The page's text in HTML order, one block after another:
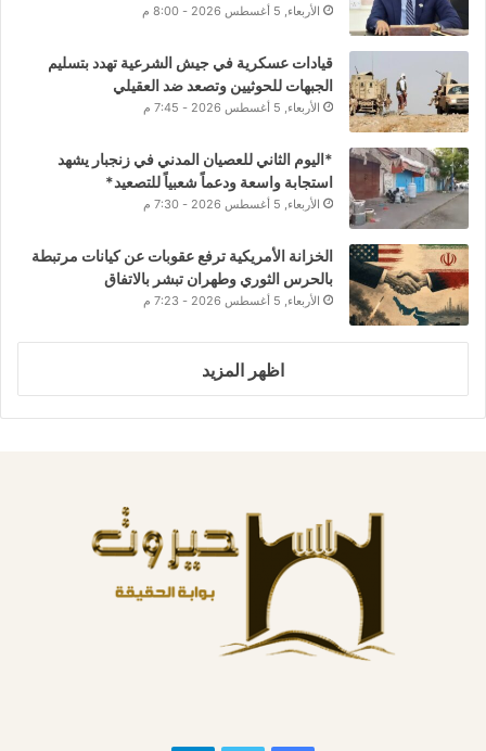
الأربعاء, 5 أغسطس 2026 - 8:00 م
قيادات عسكرية في جيش الشرعية تهدد بتسليم
الجبهات للحوثيين وتصعد ضد العقيلي
الأربعاء, 5 أغسطس 2026 - 7:45 م
*اليوم الثاني للعصيان المدني في زنجبار يشهد
استجابة واسعة ودعماً شعبياً للتصعيد*
الأربعاء, 5 أغسطس 2026 - 7:30 م
الخزانة الأمريكية ترفع عقوبات عن كيانات مرتبطة
بالحرس الثوري وطهران تبشر بالاتفاق
الأربعاء, 5 أغسطس 2026 - 7:23 م
اظهر المزيد